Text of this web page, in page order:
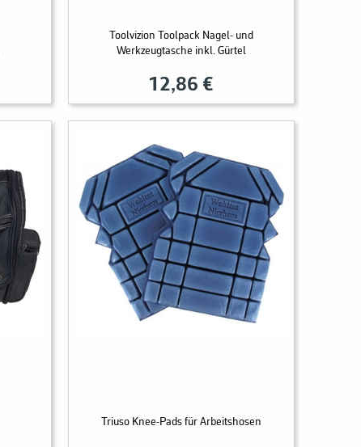
Toolvizion Toolpack Nagel- und
Werkzeugtasche inkl. Gürtel
12,86 €
Triuso Knee-Pads für Arbeitshosen